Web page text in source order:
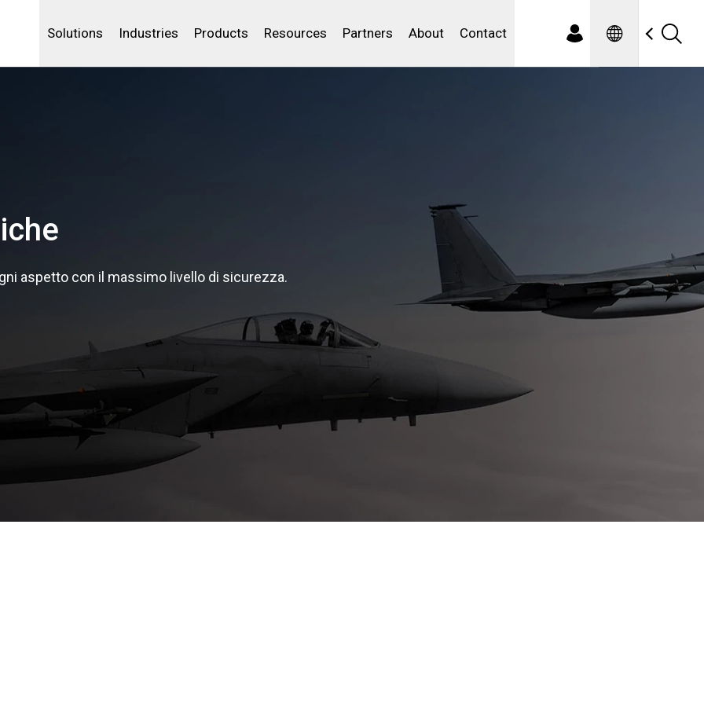
Solutions
Analytics
Industries
Water and Wastewater
Products
IBSS
Resources
License Your Product
Partners About Contact Spanish
aspetto con il massimo livello di sicurezza.